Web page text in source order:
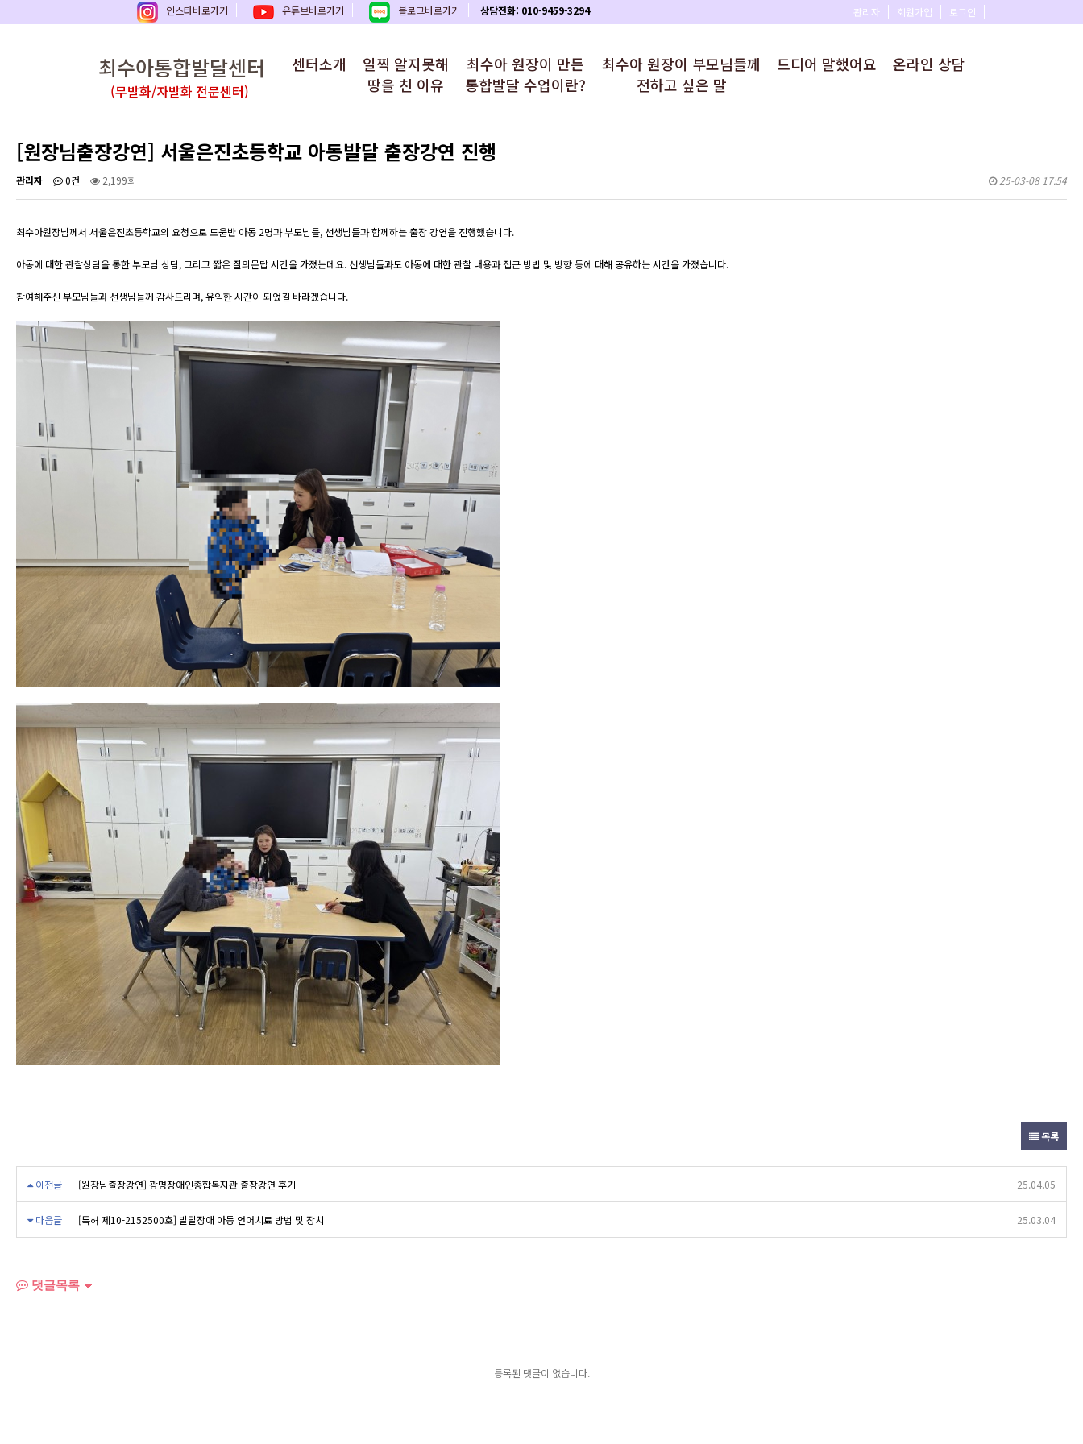
로그인
회원가입
관리자
블로그바로가기
유튜브바로가기
인스타바로가기 상담전화: 010-9459-3294
최수아통합발달센터
(무발화/자발화 전문센터)
센터소개
일찍 알지못해
땅을 친 이유
최수아 원장이 만든
통합발달 수업이란?
최수아 원장이 부모님들께
전하고 싶은 말
드디어 말했어요 온라인 상담
[원장님출장강연] 서울은진초등학교 아동발달 출장강연 진행
관리자 0건 2,199회 25-03-08 17:54
최수아원장님께서 서울은진초등학교의 요청으로 도움반 아동 2명과 부모님들, 선생님들과 함께하는 출장 강연을 진행했습니다.
아동에 대한 관찰상담을 통한 부모님 상담, 그리고 짧은 질의문답 시간을 가졌는데요. 선생님들과도 아동에 대한 관찰 내용과 접근 방법 및 방향 등에 대해 공유하는 시간을 가졌습니다.
참여해주신 부모님들과 선생님들께 감사드리며, 유익한 시간이 되었길 바라겠습니다.
목록
이전글 [원장님출장강연] 광명장애인종합복지관 출장강연 후기 25.04.05
다음글 [특허 제10-2152500호] 발달장애 아동 언어치료 방법 및 장치 25.03.04
댓글목록
등록된 댓글이 없습니다.